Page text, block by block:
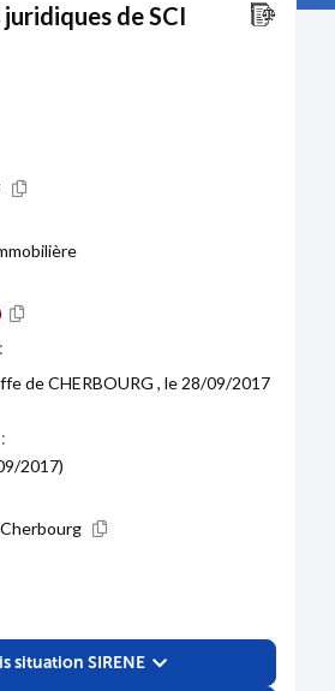
de SCI
de CHERBOURG , le 28/09/2017
2017)
situation SIRENE